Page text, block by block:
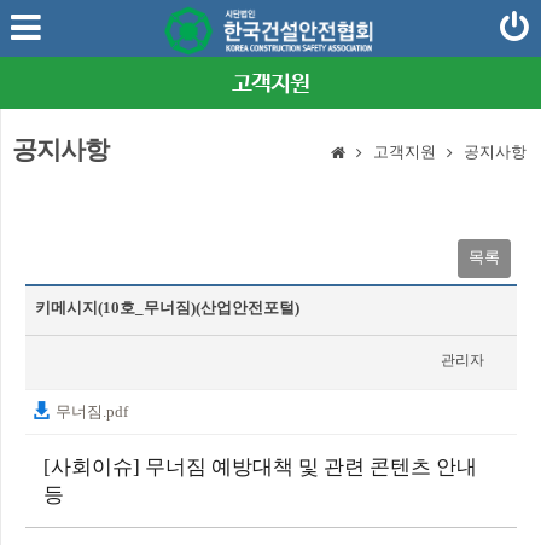
고객지원
공지사항 고객지원 공지사항
목록
키메시지(10호_무너짐)(산업안전포털)
관리자
무너짐.pdf
[사회이슈] 무너짐 예방대책 및 관련 콘텐츠 안내
등